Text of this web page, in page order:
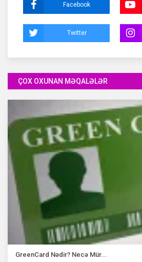
Facebook
Twitter
ÇOX OXUNAN MƏQALƏLƏR
GreenCard Nədir? Necə Mür...